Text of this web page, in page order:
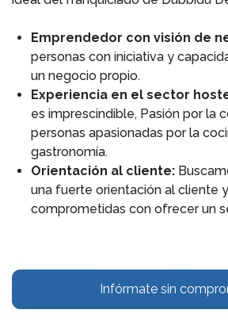
Emprendedor con visión de
personas con iniciativa y
un negocio propio.
Experiencia en el sector
es imprescindible, Pasión por la
personas apasionadas por la
gastronomía.
Orientación al cliente:
una fuerte orientación al cliente
comprometidas con ofrecer un
Infórmate sin